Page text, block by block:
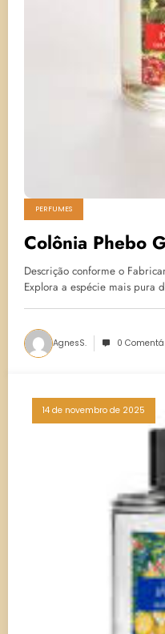
PERFUMES
Colônia Phebo
Descrição conforme o
Explora a espécie mais pura
AgnesS. 0
14 de novembro de 2025